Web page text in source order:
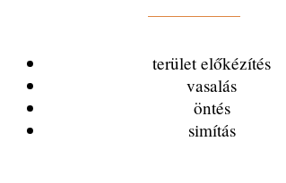
terület előkézítés
vasalás
öntés
simítás